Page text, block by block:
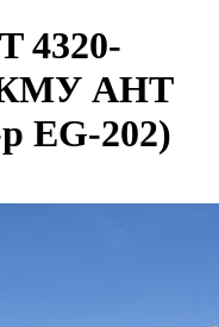
4320-
КМУ АНТ
EG-202)